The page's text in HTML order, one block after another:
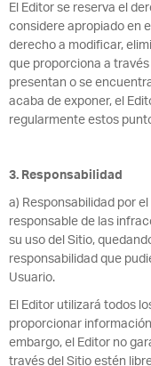
El Editor se reserva el
considere apropiado en
derecho a modificar,
que proporciona a
presentan o se
acaba de exponer, el
regularmente estos
3. Responsabilidad
a) Responsabilidad por
responsable de las
su uso del Sitio,
responsabilidad que
Usuario.
El Editor utilizará todos
proporcionar
embargo, el Editor no
través del Sitio estén